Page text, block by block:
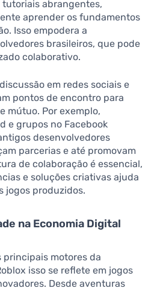
abrangentes,
aprender os fundamentos
Isso empodera a
brasileiros, que pode
colaborativo.
em redes sociais e
pontos de encontro para
mútuo. Por exemplo,
e grupos no Facebook
desenvolvedores
parcerias e até promovam
de colaboração é essencial,
e soluções criativas ajuda
jogos produzidos.
na Economia Digital
principais motores da
isso se reflete em jogos
Desde aventuras